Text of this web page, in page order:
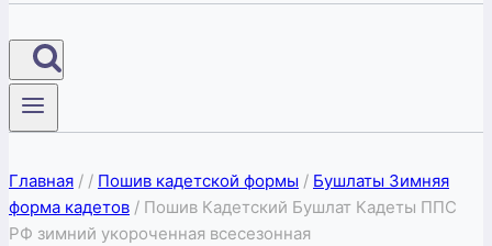
Главная / / Пошив кадетской формы / Бушлаты Зимняя
форма кадетов / Пошив Кадетский Бушлат Кадеты ППС
РФ зимний укороченная всесезонная